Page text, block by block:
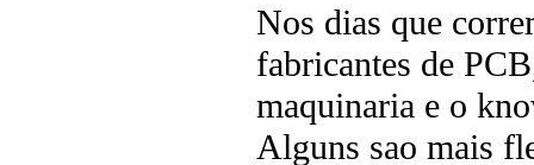
Nos dias que
fabricantes de
maquinaria e o
Alguns sao mais